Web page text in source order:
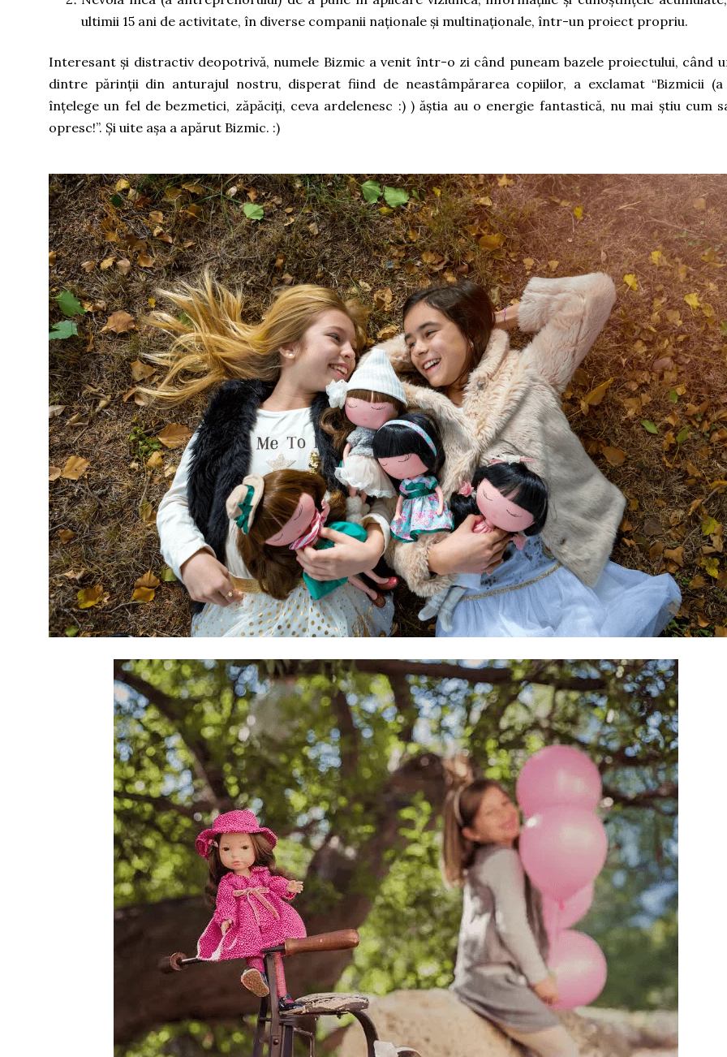
ultimii 15 ani de activitate, în diverse companii naționale și multinaționale, într-un proiect propriu.
Interesant și distractiv deopotrivă, numele Bizmic a venit într-o zi când puneam bazele proiectului, când
dintre părinții din anturajul nostru, disperat fiind de neastâmpărarea copiilor, a exclamat “Bizmicii (a
înțelege un fel de bezmetici, zăpăciți, ceva ardelenesc :) ) ăștia au o energie fantastică, nu mai știu cum
opresc!”. Și uite așa a apărut Bizmic. :)